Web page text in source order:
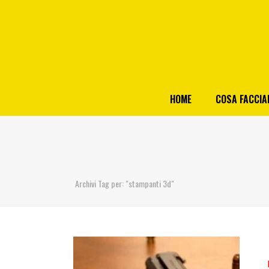
HOME COSA
Archivi Tag per: "stampanti 3d"